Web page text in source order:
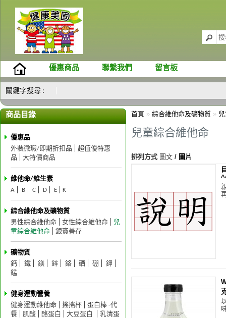
優惠商品 聯繫我們 留言板
關鍵字搜尋 :
商品目錄
優惠品
外裝微瑕/即期折扣品
超值優特惠
品
大特價商品
維他命/維生素
A
B C D E K
綜合維他命及礦物質
男性綜合維他命
女性綜合維他命
兒
童綜合維他命
銀寶善存
礦物質
鈣
鐵 鎂 鋅 鉻 硒 硼
鉀
錳
健身運動營養
健身運動維他命
搖搖杯
蛋白棒 -代
餐
肌酸 酪蛋白 大豆蛋白
乳清蛋
首頁 » 綜合維他命及礦物質 »
兒童綜合維他命
排列方式 圖文 / 圖片